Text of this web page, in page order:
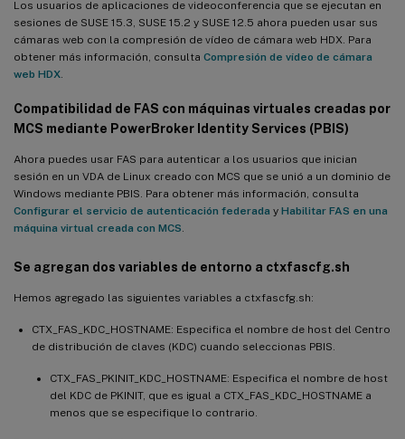
Los usuarios de aplicaciones de videoconferencia que se ejecutan en
sesiones de SUSE 15.3, SUSE 15.2 y SUSE 12.5 ahora pueden usar sus
cámaras web con la compresión de vídeo de cámara web HDX. Para
obtener más información, consulta Compresión de vídeo de cámara
web HDX
Compatibilidad de FAS con máquinas virtuales creadas por
MCS mediante PowerBroker Identity Services (PBIS)
Ahora puedes usar FAS para autenticar a los usuarios que inician
sesión en un VDA de Linux creado con MCS que se unió a un dominio de
Windows mediante PBIS. Para obtener más información, consulta
Configurar el servicio de autenticación federada y Habilitar FAS en una
máquina virtual creada con MCS
Se agregan dos variables de entorno a ctxfascfg.sh
Hemos agregado las siguientes variables a ctxfascfg.sh:
CTX_FAS_KDC_HOSTNAME: Especifica el nombre de host del Centro
de distribución de claves (KDC) cuando seleccionas PBIS.
CTX_FAS_PKINIT_KDC_HOSTNAME: Especifica el nombre de host
del KDC de PKINIT, que es igual a CTX_FAS_KDC_HOSTNAME a
menos que se especifique lo contrario.